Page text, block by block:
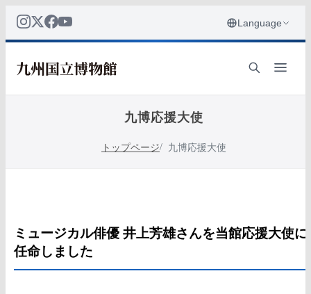
九博応援大使
トップページ 九博応援大使
ミュージカル俳優 井上芳雄さんを当館応援大使に
任命しました